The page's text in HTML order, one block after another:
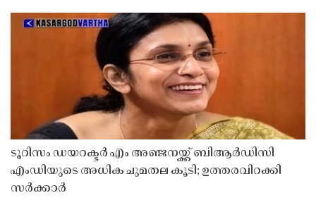
ടൂറിസം ഡയറക്ടർ എം അഞ്ജനയ്ക്ക് ബിആർഡിസി
എംഡിയുടെ അധിക ചുമതല കൂടി; ഉത്തരവിറക്കി
സർക്കാർ